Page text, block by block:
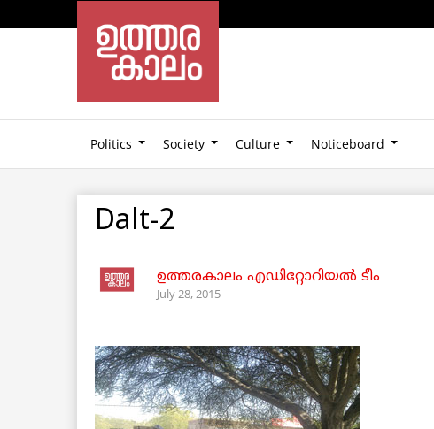
Politics Society Culture Noticeboard
Dalt-2
ഉത്തരകാലം എഡിറ്റോറിയല്‍ ടീം
July 28, 2015